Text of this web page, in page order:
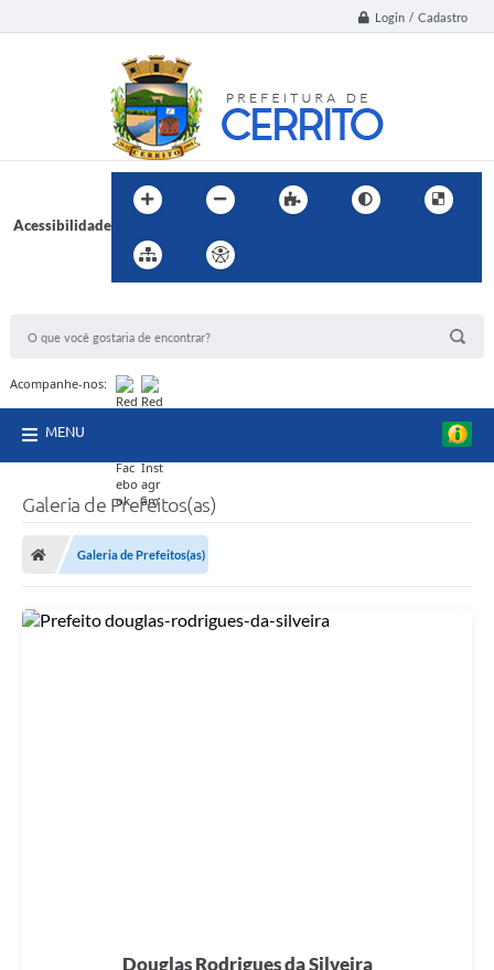
Login / Cadastro
Acessibilidade
Acompanhe-nos:
MENU
Galeria de Prefeitos(as)
Galeria de Prefeitos(as)
Douglas Rodrigues da Silveira